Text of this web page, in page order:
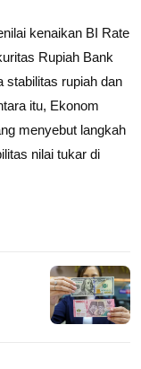
kenaikan BI Rate
Rupiah Bank
stabilitas rupiah dan
itu, Ekonom
menyebut langkah
nilai tukar di